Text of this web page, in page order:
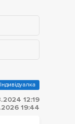
Індивідуалка
12:19
19:44